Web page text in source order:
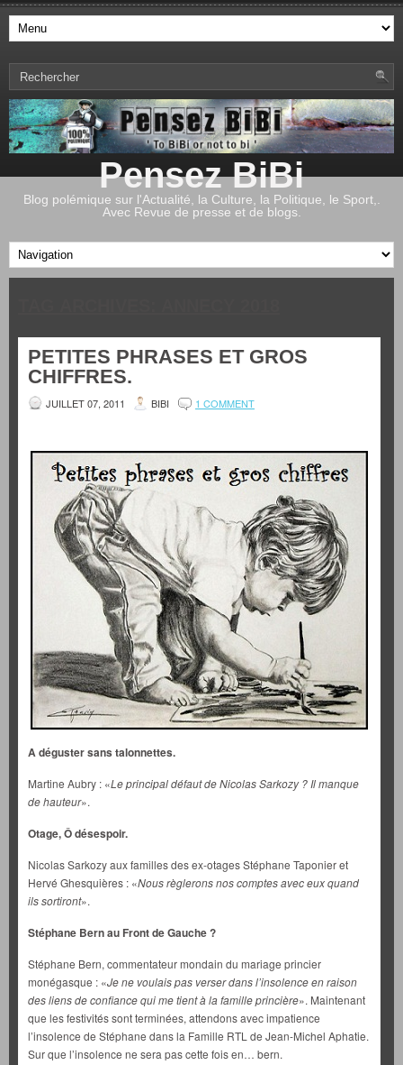
Pensez BiBi
Blog polémique sur l'Actualité, la Culture, la Politique, le Sport,.
Avec Revue de presse et de blogs.
PETITES PHRASES ET GROS
CHIFFRES.
JUILLET 07, 2011 BIBI 1 COMMENT
A déguster sans talonnettes.
Martine Aubry : «Le principal défaut de Nicolas Sarkozy ? Il manque
de hauteur».
Otage, Ô désespoir.
Nicolas Sarkozy aux familles des ex-otages Stéphane Taponier et
Hervé Ghesquières : «Nous règlerons nos comptes avec eux quand
ils sortiront».
Stéphane Bern au Front de Gauche ?
Stéphane Bern, commentateur mondain du mariage princier
monégasque : «Je ne voulais pas verser dans l’insolence en raison
des liens de confiance qui me tient à la famille princière». Maintenant
que les festivités sont terminées, attendons avec impatience
l’insolence de Stéphane dans la Famille RTL de Jean-Michel Aphatie.
Sur que l’insolence ne sera pas cette fois en… bern.